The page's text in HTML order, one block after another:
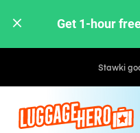
Get 1-hour
Stawki